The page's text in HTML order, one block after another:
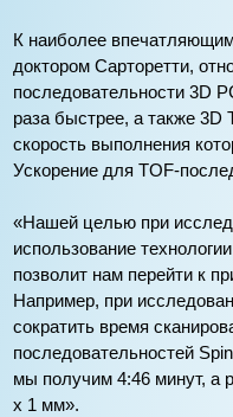
К наиболее
доктором Сарторетти,
последовательности 3D
раза быстрее, а также 3D
скорость выполнения
Ускорение для TOF-
«Нашей целью при
использование
позволит нам перейти к
Например, при
сократить время
последовательностей
мы получим 4:46 минут, а
x 1 мм».